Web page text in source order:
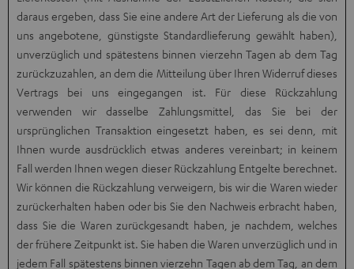
daraus ergeben, dass Sie eine andere Art der Lieferung als die von
uns angebotene, günstigste Standardlieferung gewählt haben),
unverzüglich und spätestens binnen vierzehn Tagen ab dem Tag
zurückzuzahlen, an dem die Mitteilung über Ihren Widerruf dieses
Vertrags bei uns eingegangen ist. Für diese Rückzahlung
verwenden wir dasselbe Zahlungsmittel, das Sie bei der
ursprünglichen Transaktion eingesetzt haben, es sei denn, mit
Ihnen wurde ausdrücklich etwas anderes vereinbart; in keinem
Fall werden Ihnen wegen dieser Rückzahlung Entgelte berechnet.
Wir können die Rückzahlung verweigern, bis wir die Waren wieder
zurückerhalten haben oder bis Sie den Nachweis erbracht haben,
dass Sie die Waren zurückgesandt haben, je nachdem, welches
der frühere Zeitpunkt ist. Sie haben die Waren unverzüglich und in
jedem Fall spätestens binnen vierzehn Tagen ab dem Tag, an dem